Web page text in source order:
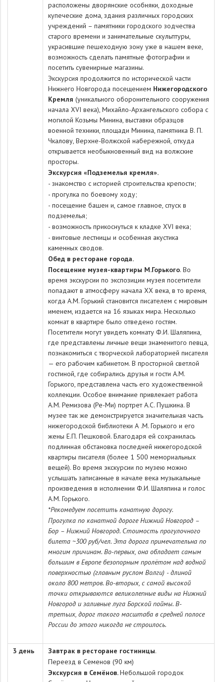
расположены дворянские особняки, доходные
купеческие дома, здания различных городских
учреждений – памятники городского зодчества
старого времени и занимательные скульптуры,
украсившие пешеходную зону уже в нашем веке,
возможность сделать памятные фотографии и
посетить сувенирные магазины.
Экскурсия продолжится по исторической части
Нижнего Новгорода посещением Нижегородского
Кремля (уникального оборонительного сооружения
начала XVI века), Михайло-Архангельского собора с
могилой Козьмы Минина, выставки образцов
военной техники, площади Минина, памятника В. П.
Чкалову, Верхне-Волжской набережной, откуда
открывается необыкновенный вид на волжские
просторы.
Экскурсия «Подземелья кремля».
- знакомство с историей строительства крепости;
- прогулка по боевому ходу;
- посещение башен и, самое главное, спуск в
подземелья;
- возможность прикоснуться к кладке XVI века;
- винтовые лестницы и особенная акустика
каменных сводов.
Обед в ресторане города.
Посещение музея-квартиры М.Горького. Во
время экскурсии по экспозиции музея посетители
попадают в атмосферу начала ХХ века, в то время,
когда А.М. Горький становится писателем с мировым
именем, издается на 16 языках мира. Несколько
комнат в квартире было отведено гостям.
Посетители могут увидеть комнату Ф.И. Шаляпина,
где представлены личные вещи знаменитого певца,
познакомиться с творческой лабораторией писателя
— его рабочим кабинетом. В просторной светлой
гостиной, где собирались друзья и гости А.М.
Горького, представлена часть его художественной
коллекции. Особое внимание привлекает работа
А.М. Ремизова (Ре-Ми) портрет А.С. Пушкина. В
музее так же демонстрируется значительная часть
нижегородской библиотеки А .М. Горького и его
жены Е.П. Пешковой. Благодаря ей сохранилась
подлинная обстановка последней нижегородской
квартиры писателя (более 1 500 мемориальных
вещей). Во время экскурсии по музею можно
услышать записанные в начале века музыкальные
произведения в исполнении Ф.И. Шаляпина и голос
А.М. Горького.
*Рекомедуем посетить канатную дорогу.
Прогулка по канатной дороге Нижний Новгород –
Бор – Нижний Новгород. Стоимость прогулочного
билета ~300 руб/чел. Эта дорога примечательна по
многим причинам. Во-первых, она обладает самым
большим в Европе безопорным пролётом над водной
поверхностью (главным руслом Волги) - длиной
около 800 метров. Во-вторых, с самой высокой
точки открываются великолепные виды на Нижний
Новгород и заливные луга Борской поймы. В-
третьих, дорог такого масштаба в средней полосе
России до этого никогда не строилось.
3 день Завтрак в ресторане гостиницы.
Переезд в Семенов (90 км)
Экскурсия в Семёнов. Небольшой городок